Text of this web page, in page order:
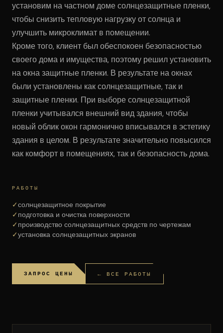
установим на частном доме солнцезащитные пленки,
чтобы снизить тепловую нагрузку от солнца и
улучшить микроклимат в помещении.
Кроме того, клиент был обеспокоен безопасностью
своего дома и имущества, поэтому решил установить
на окна защитные пленки. В результате на окнах
были установлены как солнцезащитные, так и
защитные пленки. При выборе солнцезащитной
пленки учитывался внешний вид здания, чтобы
новый облик окон гармонично вписывался в эстетику
здания в целом. В результате значительно повысился
как комфорт в помещениях, так и безопасность дома.
РАБОТЫ
✓солнцезащитное покрытие
✓подготовка и очистка поверхности
✓производство солнцезащитных средств по чертежам
✓установка солнцезащитных экранов
ЗАПРОС ЦЕНЫ ← ВСЕ РАБОТЫ